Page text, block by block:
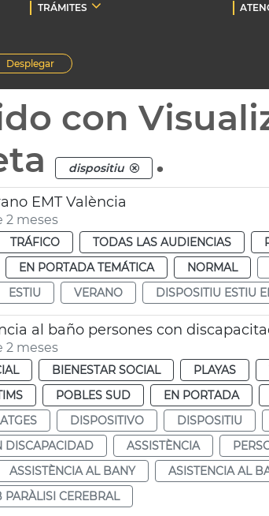
TRÁMITES
Desplegar
con
dispositiu .
EMT València
2 meses
TRÁFICO TODAS LAS AUDIENCIAS
EN PORTADA TEMÁTICA NORMAL
ESTIU VERANO DISPOSITIU ESTIU
al baño persones con
2 meses
BIENESTAR SOCIAL PLAYAS
POBLES SUD EN PORTADA
DISPOSITIVO DISPOSITIU
DISCAPACIDAD
ASSISTÈNCIA
ASSISTÈNCIA AL BANY
ASISTENCIA AL
PARÀLISI CEREBRAL